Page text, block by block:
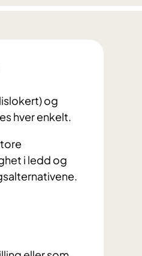
og
hver enkelt.
i ledd og